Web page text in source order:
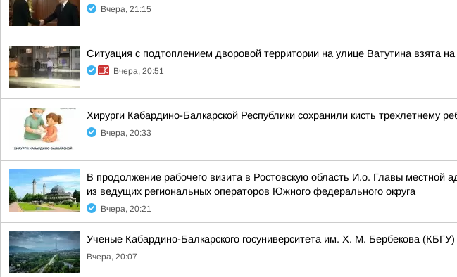
Вчера, 21:15
Ситуация с подтоплением дворовой территории на улице Ватутина взята на
Вчера, 20:51
Хирурги Кабардино-Балкарской Республики сохранили кисть трехлетнему
Вчера, 20:33
В продолжение рабочего визита в Ростовскую область И.о. Главы
из ведущих региональных операторов Южного федерального округа
Вчера, 20:21
Ученые Кабардино-Балкарского госуниверситета им. Х. М. Бербекова
Вчера, 20:07